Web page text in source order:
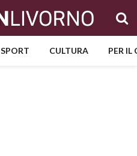
SPORT CULTURA PER